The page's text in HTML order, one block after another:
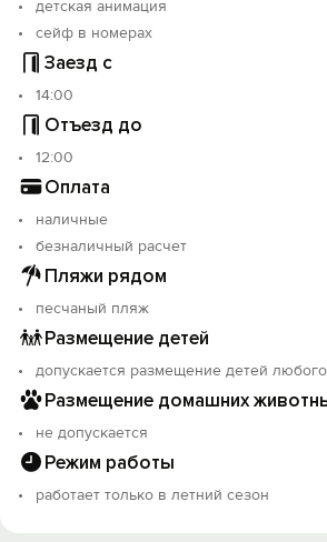
детская анимация
сейф в номерах
Заезд с
14:00
Отъезд до
12:00
Оплата
наличные
безналичный расчет
Пляжи рядом
песчаный пляж
Размещение детей
допускается размещение детей
Размещение домашних
не допускается
Режим работы
работает только в летний сезон